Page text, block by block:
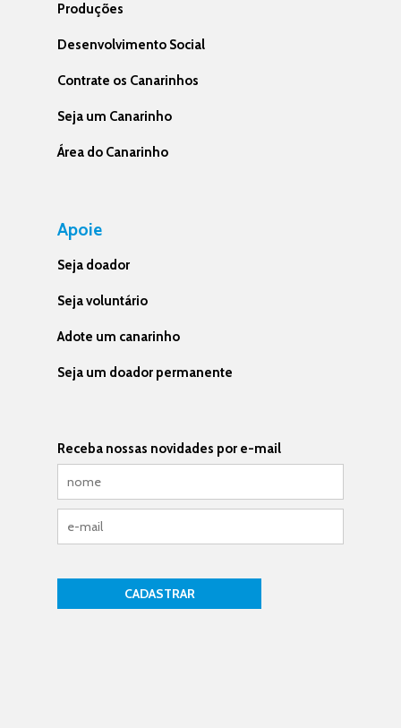
Produções
Desenvolvimento Social
Contrate os Canarinhos
Seja um Canarinho
Área do Canarinho
Apoie
Seja doador
Seja voluntário
Adote um canarinho
Seja um doador permanente
Receba nossas novidades por e-mail